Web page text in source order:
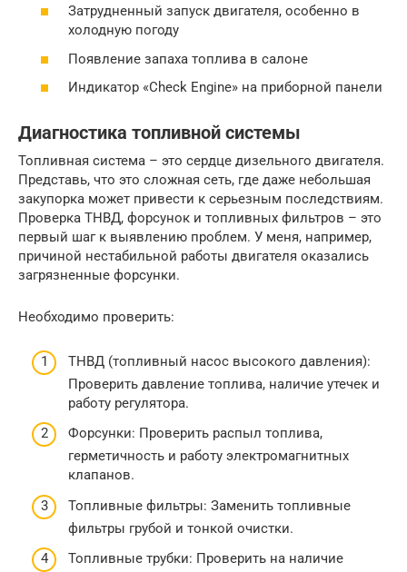
Затрудненный запуск двигателя, особенно в
холодную погоду
Появление запаха топлива в салоне
Индикатор «Check Engine» на приборной панели
Диагностика топливной системы
Топливная система – это сердце дизельного двигателя.
Представь, что это сложная сеть, где даже небольшая
закупорка может привести к серьезным последствиям.
Проверка ТНВД, форсунок и топливных фильтров – это
первый шаг к выявлению проблем. У меня, например,
причиной нестабильной работы двигателя оказались
загрязненные форсунки.
Необходимо проверить:
ТНВД (топливный насос высокого давления):
Проверить давление топлива, наличие утечек и
работу регулятора.
Форсунки: Проверить распыл топлива,
герметичность и работу электромагнитных
клапанов.
Топливные фильтры: Заменить топливные
фильтры грубой и тонкой очистки.
Топливные трубки: Проверить на наличие